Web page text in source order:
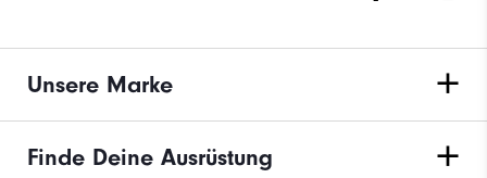
Unsere Marke
Finde Deine Ausrüstung